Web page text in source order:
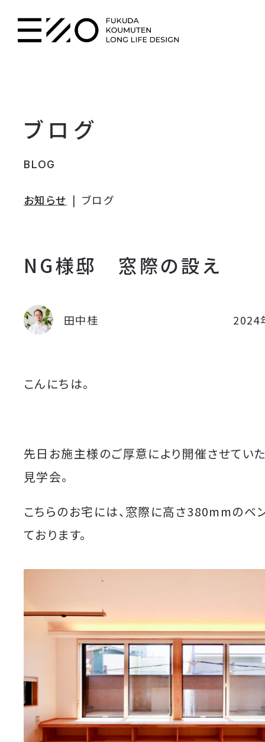
ブログ
BLOG
お知らせ ブログ
NG様邸 窓際の設え
2024
田中桂
こんにちは。
先日お施主様のご厚意により開催させてい
見学会。
こちらのお宅には、窓際に高さ380mmのベ
ております。